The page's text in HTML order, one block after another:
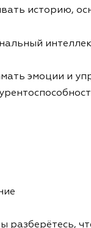
историю,
эмоции и
разберётесь,